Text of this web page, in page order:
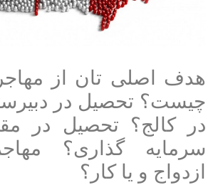
هدف اصلی تان از
چیست؟ تحصیل در
در کالج؟ تحصیل در
سرمایه گذاری؟
ازدواج و یا کار؟